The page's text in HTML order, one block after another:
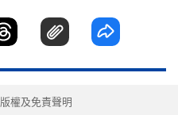
版權及免責聲明